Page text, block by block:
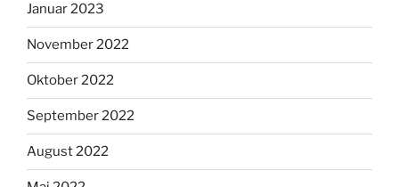
Januar 2023
November 2022
Oktober 2022
September 2022
August 2022